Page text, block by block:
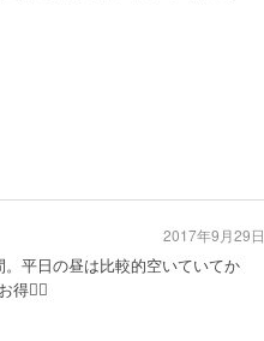
平日の昼は比較的空いていてか
得🙆‍♂️
2017年9月29日